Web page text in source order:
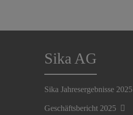
Sika AG
Sika Jahresergebnisse 2025
Geschäftsbericht 2025